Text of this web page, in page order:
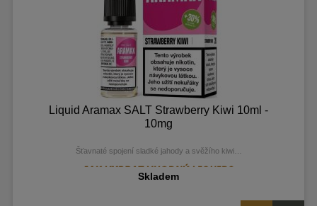
Liquid Aramax SALT Strawberry Kiwi 10ml -
10mg
Šťavnaté spojení sladké jahody a svěžího kiwi…
Skladem